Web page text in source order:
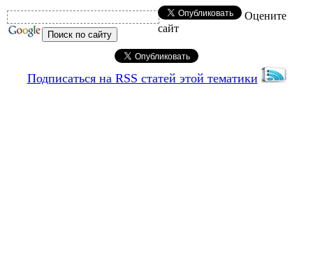
Оцените
сайт
Подписаться на RSS статей этой тематики